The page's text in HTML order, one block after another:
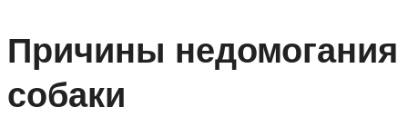
Причины недомогания
собаки